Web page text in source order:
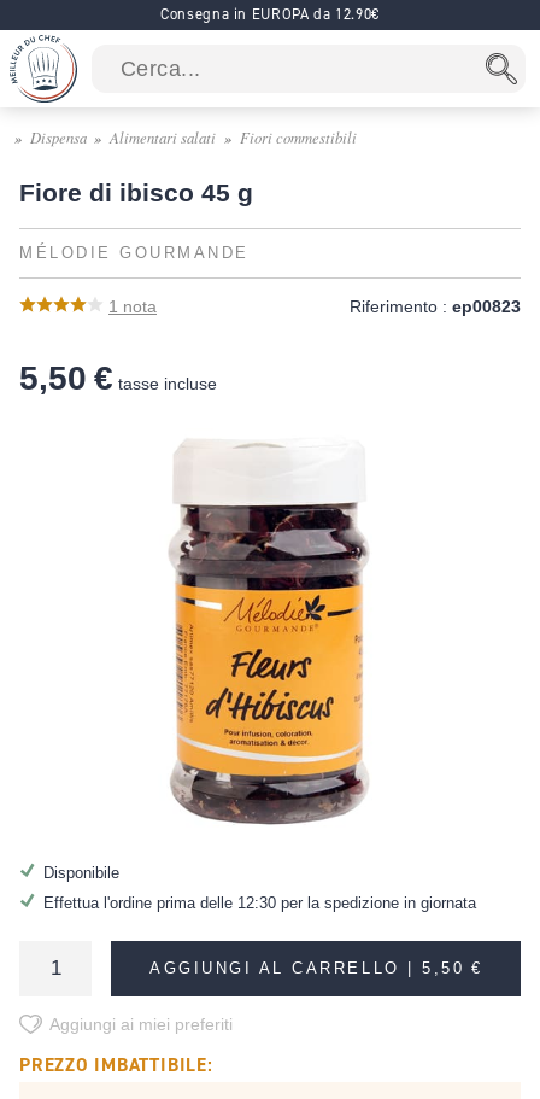
Consegna in EUROPA da 12.90€
Dispensa Alimentari salati Fiori commestibili
Fiore di ibisco 45 g
MÉLODIE GOURMANDE
1 nota Riferimento : ep00823
5,50 € tasse incluse
Disponibile
Effettua l'ordine prima delle 12:30 per la spedizione in giornata
AGGIUNGI AL CARRELLO |5,50 €
Aggiungi ai miei preferiti
PREZZO IMBATTIBILE: